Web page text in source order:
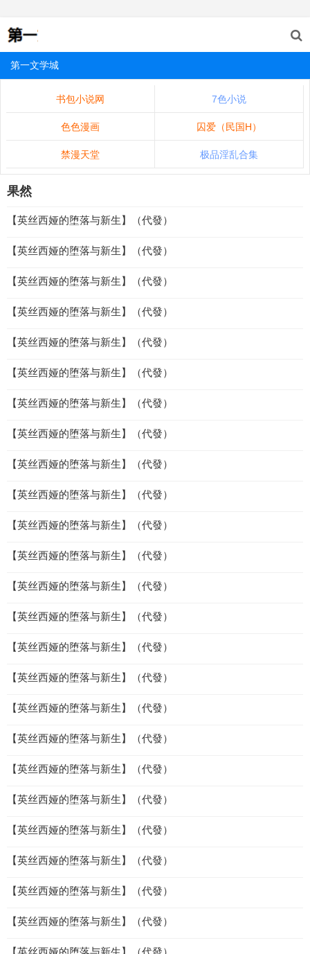
第一文学城
书包小说网 7色小说
色色漫画 囚爱（民国H）
禁漫天堂 极品淫乱合集
果然
【英丝西娅的堕落与新生】（代發）
【英丝西娅的堕落与新生】（代發）
【英丝西娅的堕落与新生】（代發）
【英丝西娅的堕落与新生】（代發）
【英丝西娅的堕落与新生】（代發）
【英丝西娅的堕落与新生】（代發）
【英丝西娅的堕落与新生】（代發）
【英丝西娅的堕落与新生】（代發）
【英丝西娅的堕落与新生】（代發）
【英丝西娅的堕落与新生】（代發）
【英丝西娅的堕落与新生】（代發）
【英丝西娅的堕落与新生】（代發）
【英丝西娅的堕落与新生】（代發）
【英丝西娅的堕落与新生】（代發）
【英丝西娅的堕落与新生】（代發）
【英丝西娅的堕落与新生】（代發）
【英丝西娅的堕落与新生】（代發）
【英丝西娅的堕落与新生】（代發）
【英丝西娅的堕落与新生】（代發）
【英丝西娅的堕落与新生】（代發）
【英丝西娅的堕落与新生】（代發）
【英丝西娅的堕落与新生】（代發）
【英丝西娅的堕落与新生】（代發）
【英丝西娅的堕落与新生】（代發）
【英丝西娅的堕落与新生】（代發）